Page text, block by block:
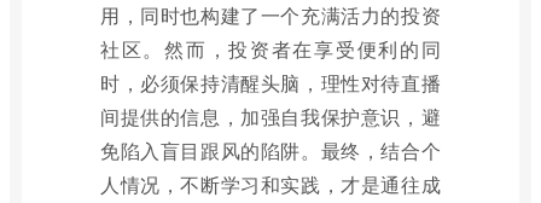
用，同时也构建了一个充满活力的投资
社区。然而，投资者在享受便利的同
时，必须保持清醒头脑，理性对待直播
间提供的信息，加强自我保护意识，避
免陷入盲目跟风的陷阱。最终，结合个
人情况，不断学习和实践，才是通往成